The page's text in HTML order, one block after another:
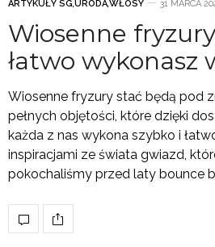
ARTYKUŁY SG,URODA,WŁOSY 31 MARCA
Wiosenne
łatwo wykonasz
Wiosenne fryzury stać będą pod
pełnych objętości, które dzięki
każda z nas wykona szybko i
inspiracjami ze świata gwiazd,
pokochaliśmy przed laty bounce